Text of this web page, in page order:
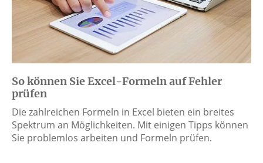
So können Sie Excel-Formeln auf Fehler
prüfen
Die zahlreichen Formeln in Excel bieten ein breites
Spektrum an Möglichkeiten. Mit einigen Tipps können
Sie problemlos arbeiten und Formeln prüfen.